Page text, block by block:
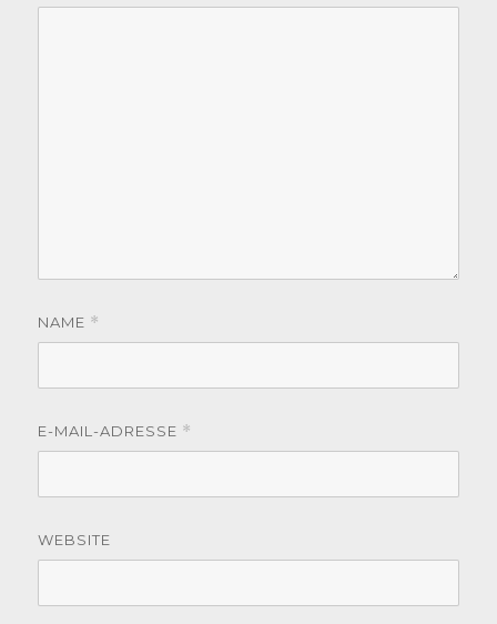
NAME *
E-MAIL-ADRESSE *
WEBSITE